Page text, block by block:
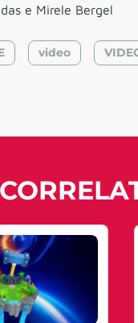
e Mirele Bergel
video